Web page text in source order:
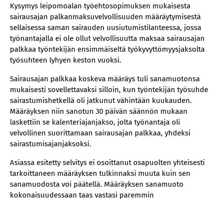
Kysymys leipomoalan työehtosopimuksen mukaisesta
sairausajan palkanmaksuvelvollisuuden määräytymisestä
sellaisessa saman sairauden uusiutumistilanteessa, jossa
työnantajalla ei ole ollut velvollisuutta maksaa sairausajan
palkkaa työntekijän ensimmäiseltä työkyvyttömyysjaksolta
työsuhteen lyhyen keston vuoksi.
Sairausajan palkkaa koskeva määräys tuli sanamuotonsa
mukaisesti sovellettavaksi silloin, kun työntekijän työsuhde
sairastumishetkellä oli jatkunut vähintään kuukauden.
Määräyksen niin sanotun 30 päivän säännön mukaan
laskettiin se kalenteriajanjakso, jolta työnantaja oli
velvollinen suorittamaan sairausajan palkkaa, yhdeksi
sairastumisajanjaksoksi.
Asiassa esitetty selvitys ei osoittanut osapuolten yhteisesti
tarkoittaneen määräyksen tulkinnaksi muuta kuin sen
sanamuodosta voi päätellä. Määräyksen sanamuoto
kokonaisuudessaan taas vastasi paremmin